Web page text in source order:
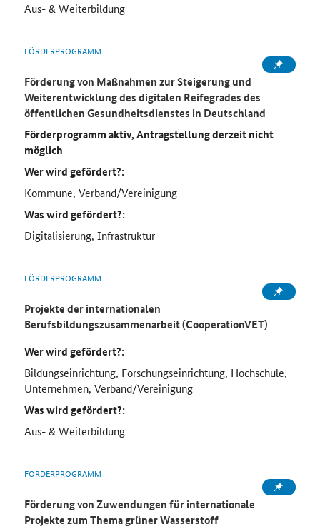
Aus- & Weiterbildung
FÖRDERPROGRAMM
Förderung von Maßnahmen zur Steigerung und
Weiterentwicklung des digitalen Reifegrades des
öffentlichen Gesundheitsdienstes in Deutschland
Förderprogramm aktiv, Antragstellung derzeit nicht
möglich
Wer wird gefördert?:
Kommune, Verband/Vereinigung
Was wird gefördert?:
Digitalisierung, Infrastruktur
FÖRDERPROGRAMM
Projekte der internationalen
Berufsbildungszusammenarbeit (CooperationVET)
Wer wird gefördert?:
Bildungseinrichtung, Forschungseinrichtung, Hochschule,
Unternehmen, Verband/Vereinigung
Was wird gefördert?:
Aus- & Weiterbildung
FÖRDERPROGRAMM
Förderung von Zuwendungen für internationale
Projekte zum Thema grüner Wasserstoff